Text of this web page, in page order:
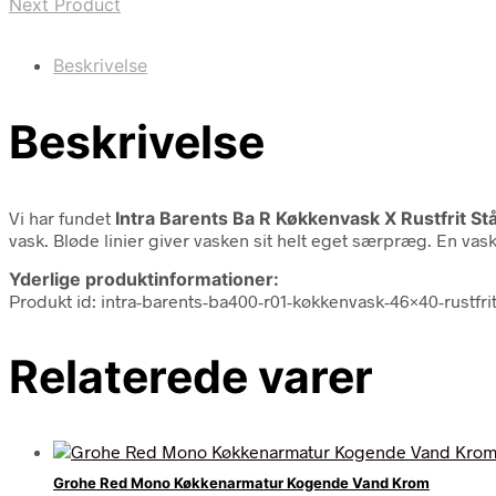
Beskrivelse
Beskrivelse
Vi har fundet Intra Barents Ba R Køkkenvask X Rustfrit
vask. Bløde linier giver vasken sit helt eget særpræg. En
Yderlige produktinformationer:
Produkt id: intra-barents-ba400-r01-køkkenvask-46×40-
Relaterede varer
Grohe Red Mono Køkkenarmatur Kogende Vand Krom